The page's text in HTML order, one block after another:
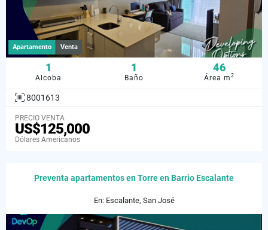
Apartamento Venta
1
Alcoba
1
Baño
46
Área m2
8001613
PRECIO VENTA
US$125,000
Dólares Americanos
Preventa apartamentos en Torre en Barrio Escalante
En: Escalante, San José